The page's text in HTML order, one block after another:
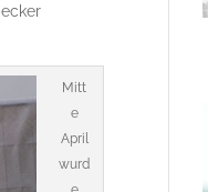
Mitt
e
April
wurd